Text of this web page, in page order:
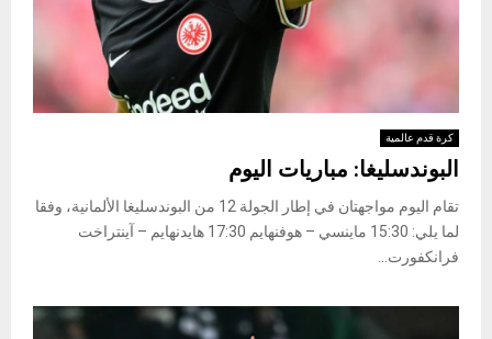
كرة قدم عالمية
البوندسليغا: مباريات اليوم
تقام اليوم مواجهتان في إطار الجولة 12 من البوندسليغا الألمانية، وفقا
لما يلي: 15:30 ماينسي – هوفنهايم 17:30 هايدنهايم – آينتراخت
فرانكفورت...